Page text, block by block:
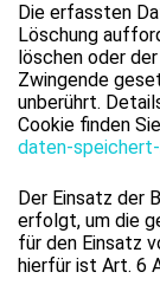
Die erfassten
Löschung
löschen oder
Zwingende
unberührt.
Cookie finden
daten-
Der Einsatz der
erfolgt, um die
für den Einsatz
hierfür ist Art. 6